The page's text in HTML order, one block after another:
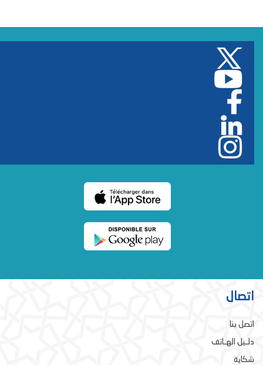
اتصال
اتصل بنا
دلـيل الهـاتف
شكاية